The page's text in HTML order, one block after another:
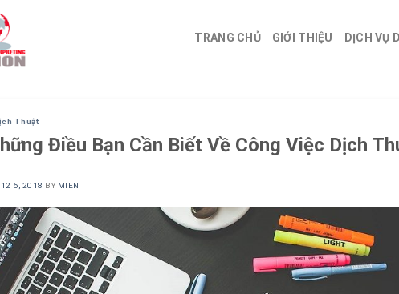
TRANG CHỦ GIỚI THIỆU DỊCH VỤ
Thuật
Điều Bạn Cần Biết Về Công Việc Dịch
12 6, 2018 BY MIEN